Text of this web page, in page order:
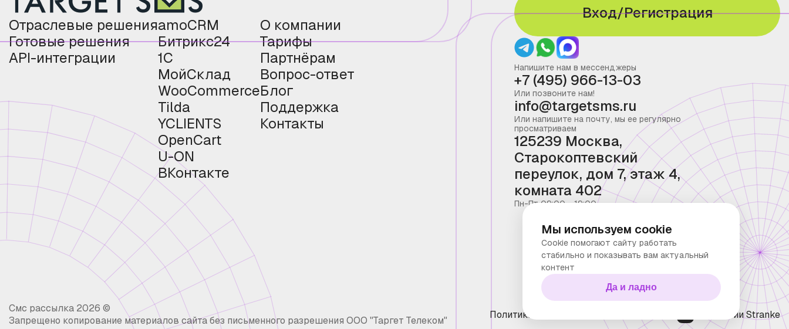
Отраслевые решения
Готовые решения
API-интеграции
amoCRM
Битрикс24
1С
МойСклад
WooCommerce
Tilda
YCLIENTS
OpenCart
U-ON
ВКонтакте
О компании
Тарифы
Партнёрам
Вопрос-ответ
Блог
Поддержка
Контакты
Вход/Регистрация
Напишите нам в мессенджеры
+7 (495) 966-13-03
Или позвоните нам!
info@targetsms.ru
Или напишите на почту, мы ее регулярно
просматриваем
125239 Москва,
Старокоптевский
переулок, дом 7, этаж 4,
комната 402
Пн-Пт 09:00 - 19:00
Смс рассылка 2026 ©
Запрещено копирование материалов сайта без письменного разрешения ООО "Таргет Телеком"
Политика конфиденциальности Технологии Stranke
Мы используем cookie
Cookie помогают сайту работать
стабильно и показывать вам актуальный
контент
Да и ладно